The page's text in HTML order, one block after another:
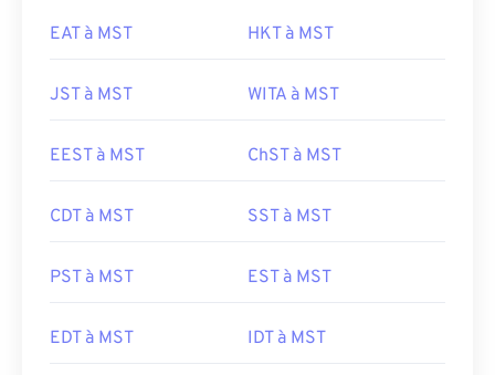
EAT à MST HKT à MST
JST à MST WITA à MST
EEST à MST ChST à MST
CDT à MST SST à MST
PST à MST EST à MST
EDT à MST IDT à MST